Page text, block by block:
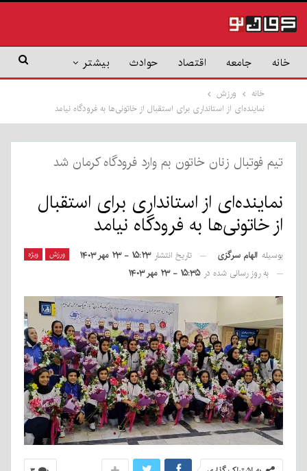
خانه جامعه اقتصاد حوادث بیشتر
خانه
ورزش
نماینده‌ای از استانداری برای استقبال از خاتونی‌ها به فرودگاه نیامد
تیم فوتبال زنان خاتون بم وارد فرودگاه کرمان شد
نماینده‌ای از استانداری برای استقبال
از خاتونی‌ها به فرودگاه نیامد
ورزش ویژه بوسیله الهام سرگزی تاریخ انتشار ۱۵:۲۳ - ۲۳ مهر ۱۴۰۳
به روز رسانی شده در ۱۵:۳۵ - ۲۳ مهر ۱۴۰۳